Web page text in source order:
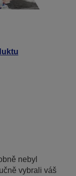
nebyl
vybrali váš